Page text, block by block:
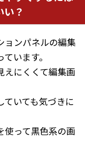
い？
ョンパネルの編集
います。
えにくくて編集画
ていても気づきに
使って黒色系の画